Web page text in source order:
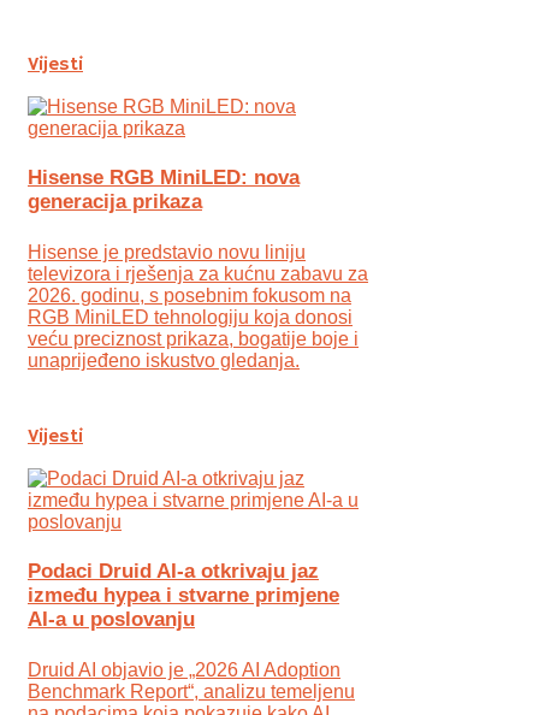
Vijesti
Hisense RGB MiniLED: nova
generacija prikaza
Hisense je predstavio novu liniju
televizora i rješenja za kućnu zabavu za
2026. godinu, s posebnim fokusom na
RGB MiniLED tehnologiju koja donosi
veću preciznost prikaza, bogatije boje i
unaprijeđeno iskustvo gledanja.
Vijesti
Podaci Druid AI-a otkrivaju jaz
između hypea i stvarne primjene
AI-a u poslovanju
Druid AI objavio je „2026 AI Adoption
Benchmark Report“, analizu temeljenu